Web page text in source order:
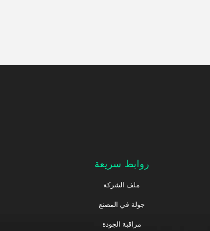
روابط سريعة
ملف الشركة
جولة في المصنع
مراقبة الجودة